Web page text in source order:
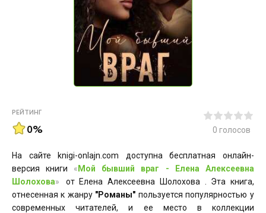
РЕЙТИНГ
0% 0 голосов
На сайте knigi-onlajn.com доступна бесплатная онлайн-
версия книги « Мой бывший враг - Елена Алексеевна
Шолохова»
от Елена Алексеевна Шолохова . Эта книга,
отнесенная к жанру "Романы" пользуется популярностью у
современных читателей, и ее место в коллекции